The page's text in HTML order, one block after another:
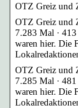
OTZ Greiz und
OTZ Greiz und
7.283 Mal · 413
waren hier. Die
OTZ Greiz und
7.285 Mal · 481
waren hier. Die